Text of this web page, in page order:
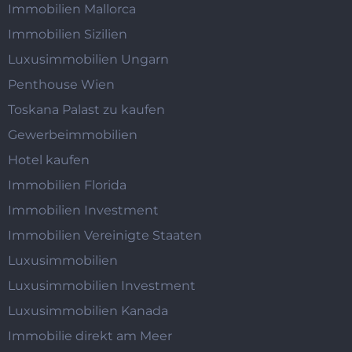
Immobilien Mallorca
Immobilien Sizilien
Luxusimmobilien Ungarn
Penthouse Wien
Toskana Palast zu kaufen
Gewerbeimmobilien
Hotel kaufen
Immobilien Florida
Immobilien Investment
Immobilien Vereinigte Staaten
Luxusimmobilien
Luxusimmobilien Investment
Luxusimmobilien Kanada
Immobilie direkt am Meer